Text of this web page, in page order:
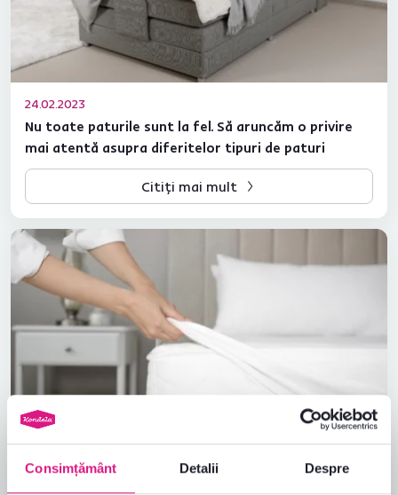
Consimțământ Detalii Despre
24.02.2023
Nu toate paturile sunt la fel. Să aruncăm o privire
mai atentă asupra diferitelor tipuri de paturi
Citiți mai mult
10.02.2023
Avantajele și dezavantajele diferitelor tipuri de